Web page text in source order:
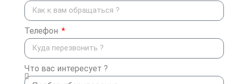
Телефон
Что вас интересует ?